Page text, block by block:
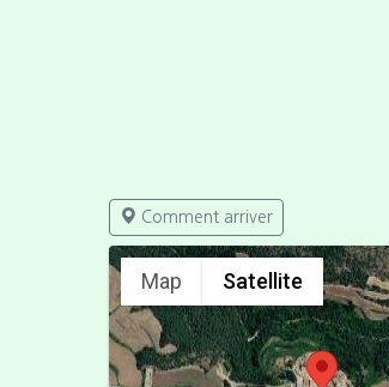
Comment arriver
Map Satellite